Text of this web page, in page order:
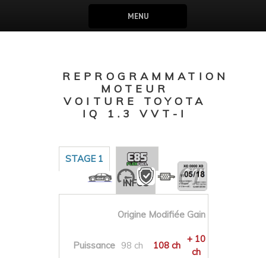
MENU
REPROGRAMMATION
MOTEUR
VOITURE TOYOTA
IQ 1.3 VVT-I
STAGE 1
INFOS
Origine Modifiée Gain
Puissance 98 ch 108 ch
+ 10
ch